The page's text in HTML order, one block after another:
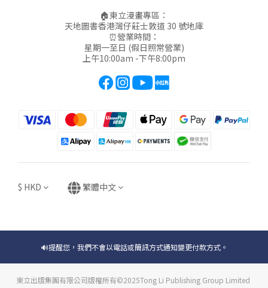
🏠東立漫畫專區：
天地圖書香港灣仔莊士敦道 30 號地庫
⏰營業時間：
星期一至日 (假日照常營業)
上午10:00am -下午8:00pm
$ HKD 繁體中文
🔊提醒您，我們不會以電話或簡訊方式通知變更付款方式。
東立出版集團有限公司版權所有©2025Tong Li Publishing Group Limited